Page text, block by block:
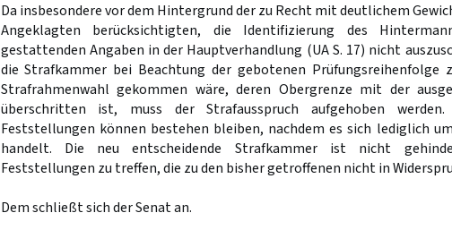
Da insbesondere vor dem Hintergrund der zu Recht mit deutlichem
Angeklagten berücksichtigten, die Identifizierung des
gestattenden Angaben in der Hauptverhandlung (UA S. 17) nicht
die Strafkammer bei Beachtung der gebotenen Prüfungsreihenfolge
Strafrahmenwahl gekommen wäre, deren Obergrenze mit der
überschritten ist, muss der Strafausspruch aufgehoben
Feststellungen können bestehen bleiben, nachdem es sich lediglich
handelt. Die neu entscheidende Strafkammer ist nicht
Feststellungen zu treffen, die zu den bisher getroffenen nicht in
Dem schließt sich der Senat an.